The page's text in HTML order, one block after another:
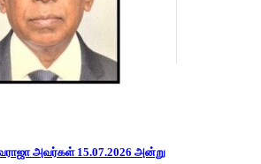
அவர்கள் 15.07.2026 அன்று